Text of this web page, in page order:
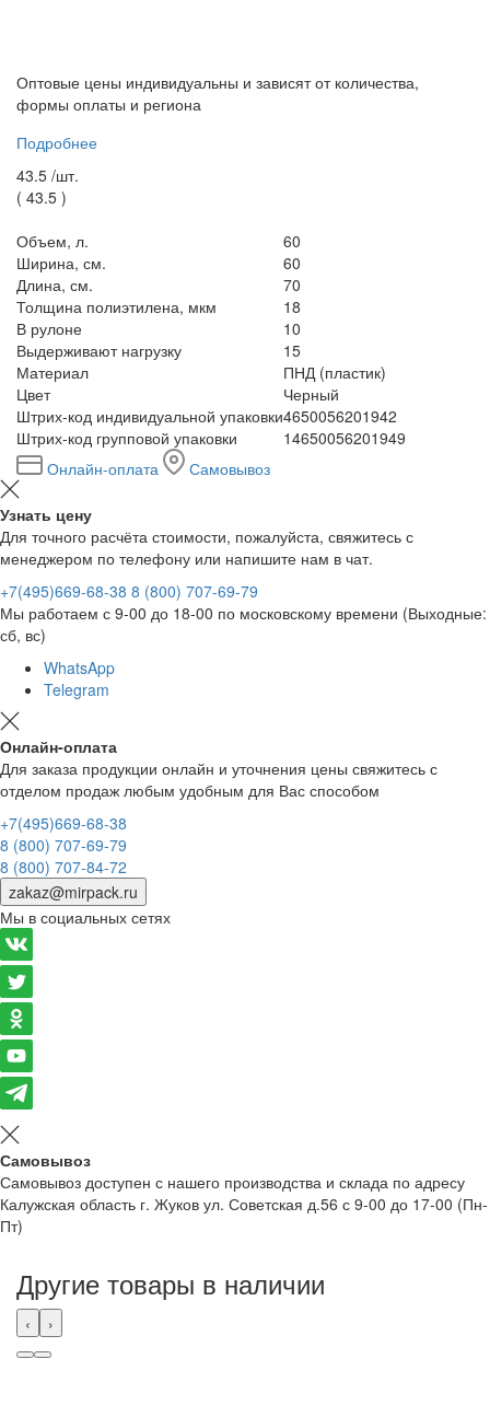
Оптовые цены индивидуальны и зависят от количества,
формы оплаты и региона
Подробнее
43.5 /шт.
( 43.5 )
Объем, л.
60
Ширина, см.
60
Длина, см.
70
Толщина полиэтилена, мкм
18
В рулоне
10
Выдерживают нагрузку
15
Материал
ПНД (пластик)
Цвет
Черный
Штрих-код индивидуальной упаковки4650056201942
Штрих-код групповой упаковки
14650056201949
Онлайн-оплата
Самовывоз
Узнать цену
Для точного расчёта стоимости, пожалуйста, свяжитесь с
менеджером по телефону или напишите нам в чат.
+7(495)669-68-38 8 (800) 707-69-79
Мы работаем с 9-00 до 18-00 по московскому времени (Выходные:
сб, вс)
WhatsApp
Telegram
Онлайн-оплата
Для заказа продукции онлайн и уточнения цены свяжитесь с
отделом продаж любым удобным для Вас способом
+7(495)669-68-38
8 (800) 707-69-79
8 (800) 707-84-72
zakaz@mirpack.ru
Мы в социальных сетях
Самовывоз
Самовывоз доступен с нашего производства и склада по адресу
Калужская область г. Жуков ул. Советская д.56 с 9-00 до 17-00 (Пн-
Пт)
Другие товары в наличии
‹ ›